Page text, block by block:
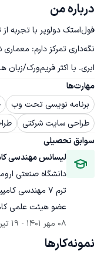
درباره من
فول‌استک دولوپر با
نگه‌داری تمرکز دارم:
ابری. با اکثر فریم‌ورک/زبان ها میتوانم کار می‌کنم
مهارت‌ها
برنامه نویسی تحت وب
طراحی سایت شرکتی
سوابق تحصیلی
لیسانس مهندسی
دانشگاه صنعتی
عضو هیئت علمی
08 مهر 1401
- 19 تیر 1405
نمونه‌کارها